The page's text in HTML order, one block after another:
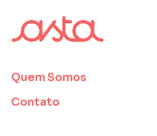
Quem Somos
Contato